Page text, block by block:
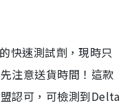
快速測試劑，現時只
注意送貨時間！這款
認可，可檢測到Delta